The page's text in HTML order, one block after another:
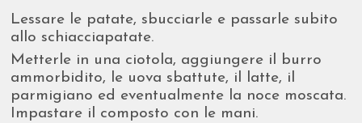
Lessare le patate, sbucciarle e passarle subito
allo schiacciapatate.
Metterle in una ciotola, aggiungere il burro
ammorbidito, le uova sbattute, il latte, il
parmigiano ed eventualmente la noce moscata.
Impastare il composto con le mani.